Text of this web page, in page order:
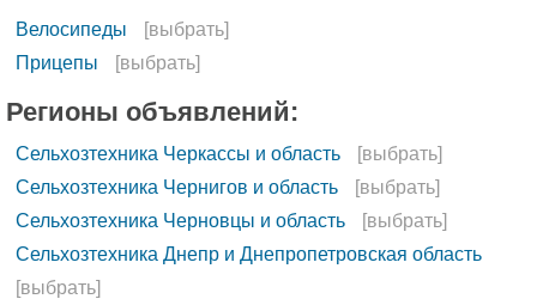
Велосипеды
[выбрать]
Прицепы
[выбрать]
Регионы объявлений:
Сельхозтехника Черкассы и область
[выбрать]
Сельхозтехника Чернигов и область
[выбрать]
Сельхозтехника Черновцы и область
[выбрать]
Сельхозтехника Днепр и Днепропетровская область
[выбрать]